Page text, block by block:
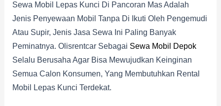
Sewa Mobil Lepas Kunci Di Pancoran Mas Adalah
Jenis Penyewaan Mobil Tanpa Di Ikuti Oleh Pengemudi
Atau Supir, Jenis Jasa Sewa Ini Paling Banyak
Peminatnya. Olisrentcar Sebagai Sewa Mobil Depok
Selalu Berusaha Agar Bisa Mewujudkan Keinginan
Semua Calon Konsumen, Yang Membutuhkan Rental
Mobil Lepas Kunci Terdekat.